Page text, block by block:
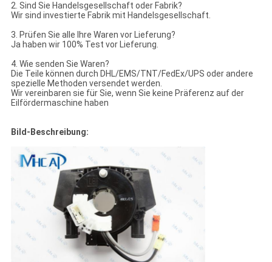
2. Sind Sie Handelsgesellschaft oder Fabrik?
Wir sind investierte Fabrik mit Handelsgesellschaft.
3. Prüfen Sie alle Ihre Waren vor Lieferung?
Ja haben wir 100% Test vor Lieferung.
4. Wie senden Sie Waren?
Die Teile können durch DHL/EMS/TNT/FedEx/UPS oder andere
spezielle Methoden versendet werden.
Wir vereinbaren sie für Sie, wenn Sie keine Präferenz auf der
Eilfördermaschine haben
Bild-Beschreibung: